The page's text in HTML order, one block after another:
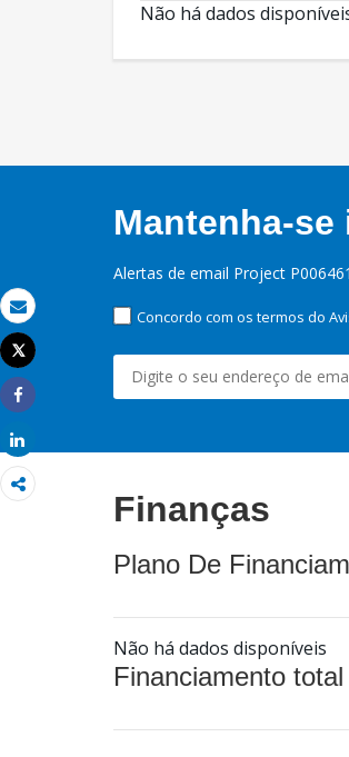
Email
Imprimir
Tweet
Share
Não há dados
Mantenha-
Alertas de email Project P006461
Concordo com os termos do
Finanças
Plano De
Não há dados disponíveis
Financiamento